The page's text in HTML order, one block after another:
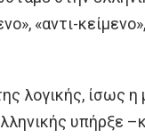
«αντι-
λογικής, ίσως η
υπήρξε